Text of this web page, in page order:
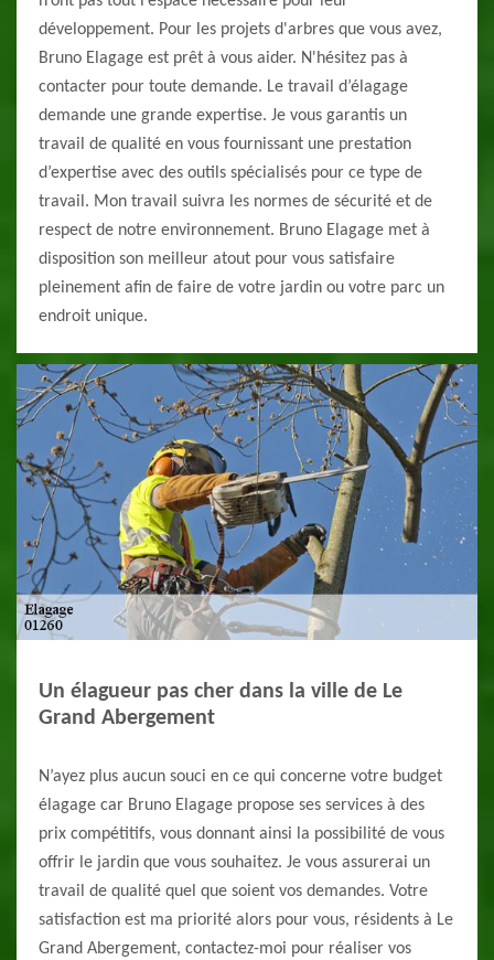
développement. Pour les projets d'arbres que vous avez,
Bruno Elagage est prêt à vous aider. N'hésitez pas à
contacter pour toute demande. Le travail d’élagage
demande une grande expertise. Je vous garantis un
travail de qualité en vous fournissant une prestation
d’expertise avec des outils spécialisés pour ce type de
travail. Mon travail suivra les normes de sécurité et de
respect de notre environnement. Bruno Elagage met à
disposition son meilleur atout pour vous satisfaire
pleinement afin de faire de votre jardin ou votre parc un
endroit unique.
Un élagueur pas cher dans la ville de Le
Grand Abergement
N’ayez plus aucun souci en ce qui concerne votre budget
élagage car Bruno Elagage propose ses services à des
prix compétitifs, vous donnant ainsi la possibilité de vous
offrir le jardin que vous souhaitez. Je vous assurerai un
travail de qualité quel que soient vos demandes. Votre
satisfaction est ma priorité alors pour vous, résidents à Le
Grand Abergement, contactez-moi pour réaliser vos